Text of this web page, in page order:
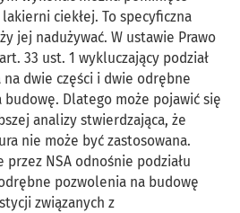
ciekłej. To specyficzna
jej nadużywać. W ustawie Prawo
33 ust. 1 wykluczający podział
dwie części i dwie odrębne
Dlatego może pojawić się
analizy stwierdzająca, że
nie może być zastosowana.
przez NSA odnośnie podziału
pozwolenia na budowę
związanych z